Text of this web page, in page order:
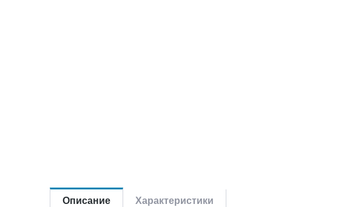
Описание Характеристики